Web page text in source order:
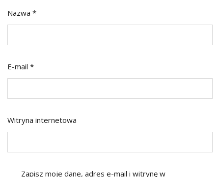
Nazwa *
E-mail *
Witryna internetowa
Zapisz moje dane, adres e-mail i witrynę w